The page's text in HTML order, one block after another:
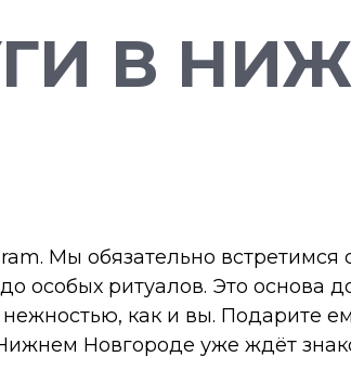
В
Мы обязательно
особых ритуалов. Это основа
как и вы. Подарите
Новгороде уже ждёт